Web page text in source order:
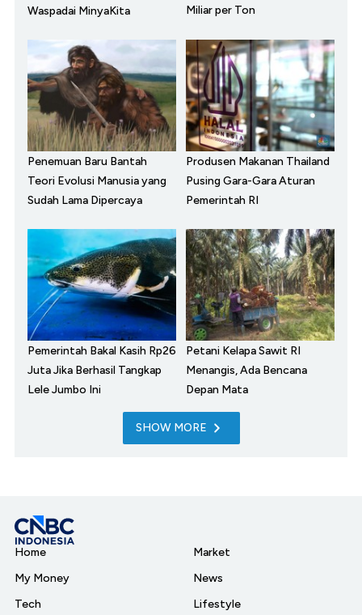
Waspadai MinyaKita
Miliar per Ton
Penemuan Baru Bantah
Teori Evolusi Manusia yang
Sudah Lama Dipercaya
Produsen Makanan Thailand
Pusing Gara-Gara Aturan
Pemerintah RI
Pemerintah Bakal Kasih Rp26
Juta Jika Berhasil Tangkap
Lele Jumbo Ini
Petani Kelapa Sawit RI
Menangis, Ada Bencana
Depan Mata
SHOW MORE
Home
My Money
Tech
Market
News
Lifestyle